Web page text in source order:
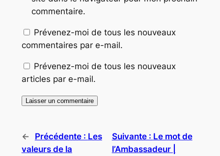
commentaire.
Prévenez-moi de tous les nouveaux
commentaires par e-mail.
Prévenez-moi de tous les nouveaux
articles par e-mail.
← Précédente : Les
valeurs de la
Suivante : Le mot de
l’Ambassadeur |